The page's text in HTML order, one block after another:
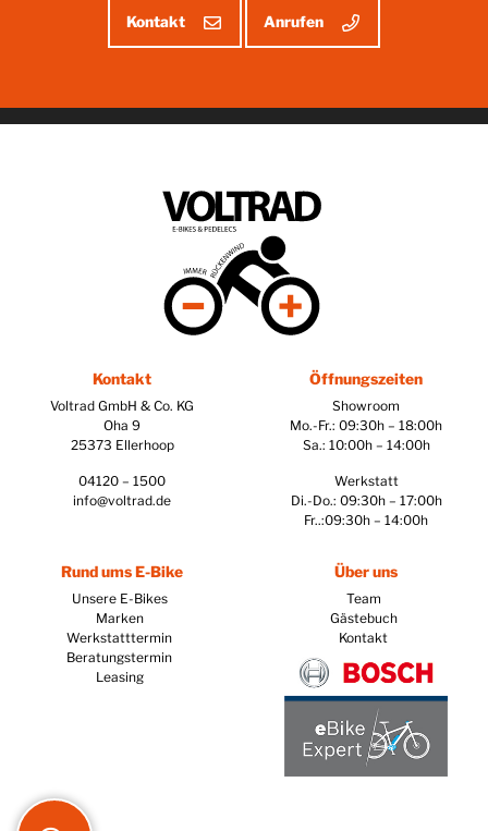
Kontakt Anrufen
Kontakt
Voltrad GmbH & Co. KG
Oha 9
25373 Ellerhoop
04120 – 1500
info@voltrad.de
Öffnungszeiten
Showroom
Mo.-Fr.: 09:30h – 18:00h
Sa.: 10:00h – 14:00h
Werkstatt
Di.-Do.: 09:30h – 17:00h
Fr..:09:30h – 14:00h
Rund ums E-Bike
Unsere E-Bikes
Marken
Werkstatttermin
Beratungstermin
Leasing
Über uns
Team
Gästebuch
Kontakt